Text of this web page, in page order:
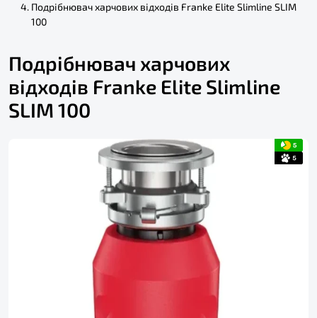
Подрібнювач харчових відходів Franke Elite Slimline SLIM
100
Подрібнювач харчових
відходів Franke Elite Slimline
SLIM 100